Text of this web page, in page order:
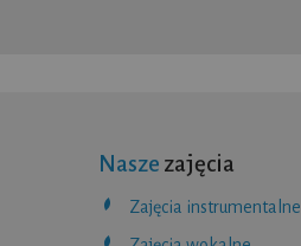
Nasze zajęcia
Zajęcia instrumentalne